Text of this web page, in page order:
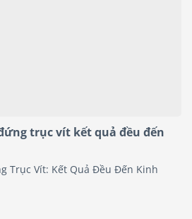
trục vít kết quả đều đến
Trục Vít: Kết Quả Đều Đến Kinh